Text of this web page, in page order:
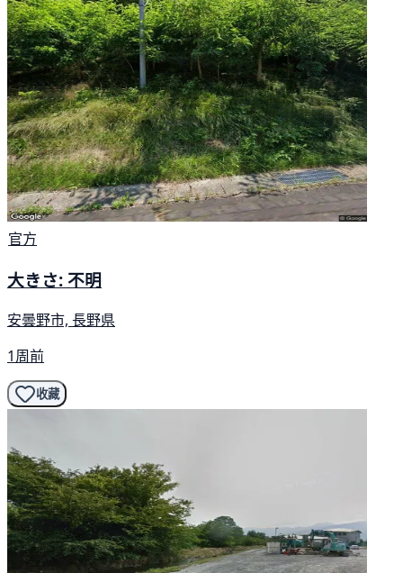
官方
大きさ: 不明
安曇野市, 長野県
1周前
收藏